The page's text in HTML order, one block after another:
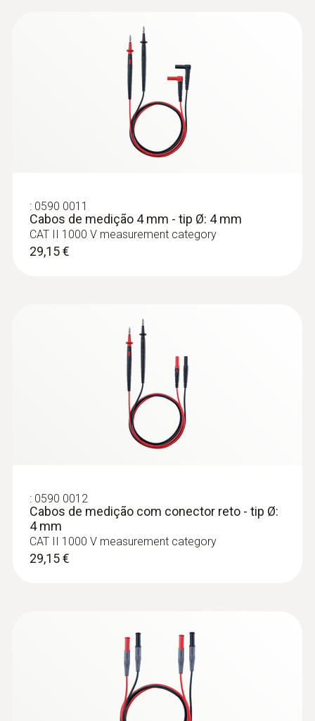
: 0590 0011
Cabos de medição 4 mm - tip Ø: 4 mm
CAT II 1000 V measurement category
29,15 €
: 0590 0012
Cabos de medição com conector reto - tip Ø:
4 mm
CAT II 1000 V measurement category
29,15 €